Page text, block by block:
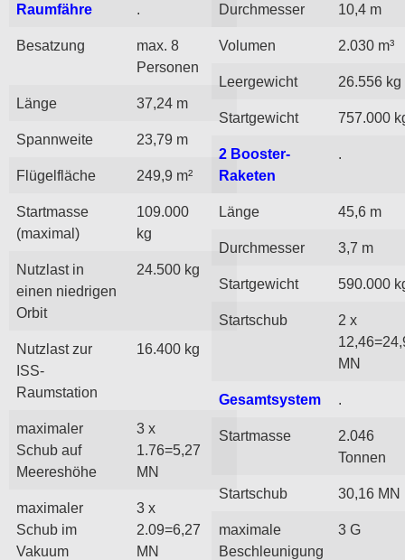
Raumfähre .
Besatzung
max. 8
Personen
Länge 37,24 m
Spannweite 23,79 m
Flügelfläche 249,9 m²
Startmasse
(maximal)
109.000
kg
Nutzlast in
einen niedrigen
Orbit
24.500 kg
Nutzlast zur
ISS-
Raumstation
16.400 kg
maximaler
Schub auf
Meereshöhe
3 x
1.76=5,27
MN
maximaler
Schub im
Vakuum
3 x
2.09=6,27
MN
Durchmesser 10,4 m
Volumen 2.030 m³
Leergewicht 26.556 kg
Startgewicht 757.000
2 Booster-
Raketen
.
Länge 45,6 m
Durchmesser 3,7 m
Startgewicht 590.000
Startschub
2 x
MN
Gesamtsystem .
Startmasse
2.046
Tonnen
Startschub 30,16 MN
maximale
Beschleunigung
3 G